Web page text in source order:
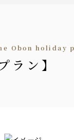
Obon holiday
ラン】